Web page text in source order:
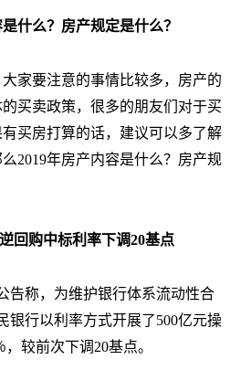
什么？房产规定是什么？
家要注意的事情比较多，房产的
买卖政策，很多的朋友们对于买
买房打算的话，建议可以多了解
2019年房产内容是什么？房产规
回购中标利率下调20基点
告称，为维护银行体系流动性合
银行以利率方式开展了500亿元操
较前次下调20基点。